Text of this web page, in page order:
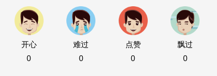
开心
0
难过
0
点赞
0
飘过
0